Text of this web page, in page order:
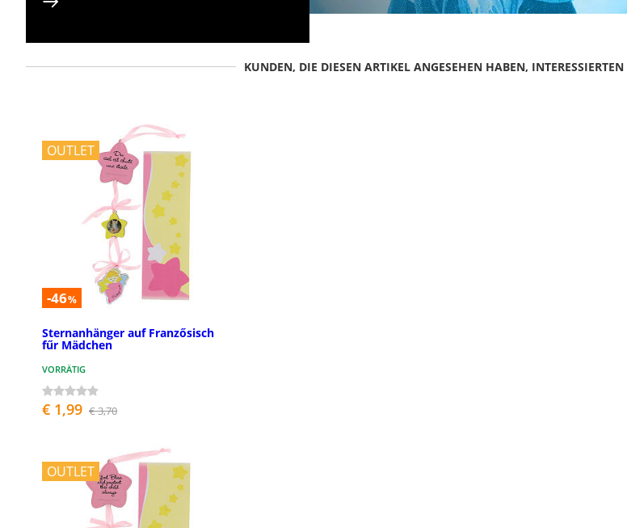
KUNDEN, DIE DIESEN ARTIKEL ANGESEHEN HABEN,
OUTLET
-46%
Sternanhänger auf Franzősisch
fűr Mädchen
VORRÄTIG
€ 1,99 € 3,70
OUTLET